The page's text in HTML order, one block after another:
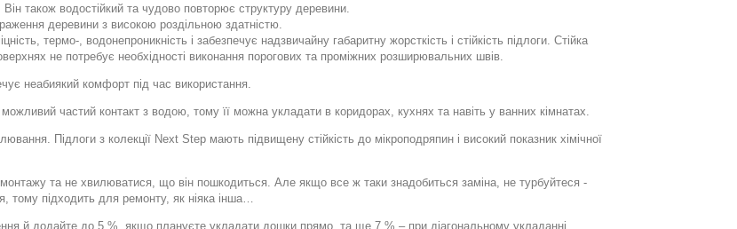
також водостійкий та чудово повторює структуру деревини.
деревини з високою роздільною здатністю.
термо-, водонепроникність і забезпечує надзвичайну габаритну жорсткість і стійкість підлоги. Стійка
не потребує необхідності виконання порогових та проміжних розширювальних швів.
неабиякий комфорт під час використання.
частий контакт з водою, тому її можна укладати в коридорах, кухнях та навіть у ванних кімнатах.
Підлоги з колекції Next Step мають підвищену стійкість до мікроподряпин і високий показник хімічної
та не хвилюватися, що він пошкодиться. Але якщо все ж таки знадобиться заміна, не турбуйтеся -
тому підходить для ремонту, як ніяка інша…
й додайте до 5 %, якщо плануєте укладати дошки прямо, та ще 7 % – при діагональному укладанні